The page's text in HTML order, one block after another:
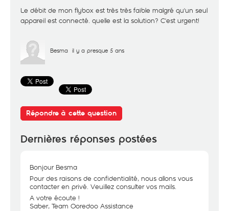
Le débit de mon flybox est très très faible malgré qu'un seul
appareil est connecté. quelle est la solution? C'est urgent!
Besma il y a presque 5 ans
Répondre à cette question
Dernières réponses postées
Bonjour Besma
Pour des raisons de confidentialité, nous allons vous
contacter en privé. Veuillez consulter vos mails.
A votre écoute !
Saber, Team Ooredoo Assistance